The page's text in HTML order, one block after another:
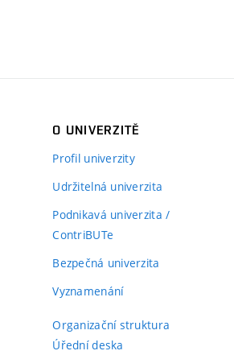
O UNIVERZITĚ
Profil univerzity
Udržitelná univerzita
Podnikavá univerzita /
ContriBUTe
Bezpečná univerzita
Vyznamenání
Organizační struktura
Úřední deska